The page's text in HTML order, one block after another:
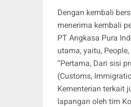
Dengan kembali
menerima kembali
PT Angkasa Pura
utama, yaitu,
“Pertama, Dari sisi
(Customs,
Kementerian terkait
lapangan oleh tim